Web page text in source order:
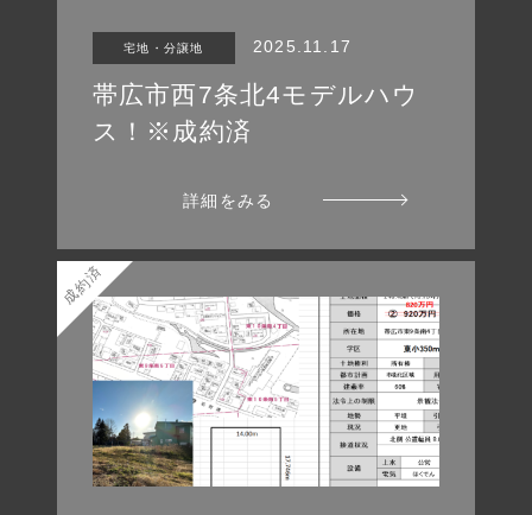
宅地・分譲地 2025.11.17
帯広市西7条北4モデルハウ
ス！※成約済
詳細をみる
成約済